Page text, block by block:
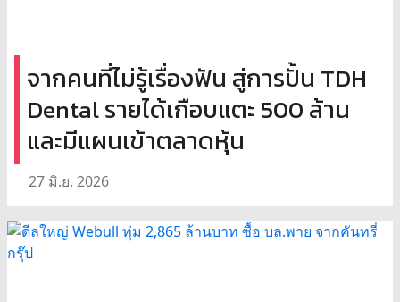
จากคนที่ไม่รู้เรื่องฟัน สู่การปั้น TDH
Dental รายได้เกือบแตะ 500 ล้าน
และมีแผนเข้าตลาดหุ้น
27 มิ.ย. 2026